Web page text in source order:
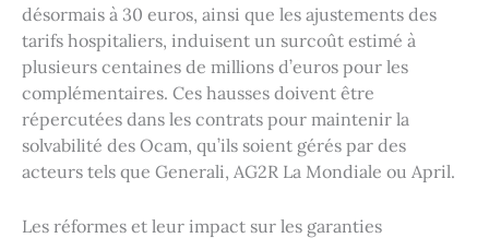
désormais à 30 euros, ainsi que les ajustements des
tarifs hospitaliers, induisent un surcoût estimé à
plusieurs centaines de millions d’euros pour les
complémentaires. Ces hausses doivent être
répercutées dans les contrats pour maintenir la
solvabilité des Ocam, qu’ils soient gérés par des
acteurs tels que Generali, AG2R La Mondiale ou April.
Les réformes et leur impact sur les garanties